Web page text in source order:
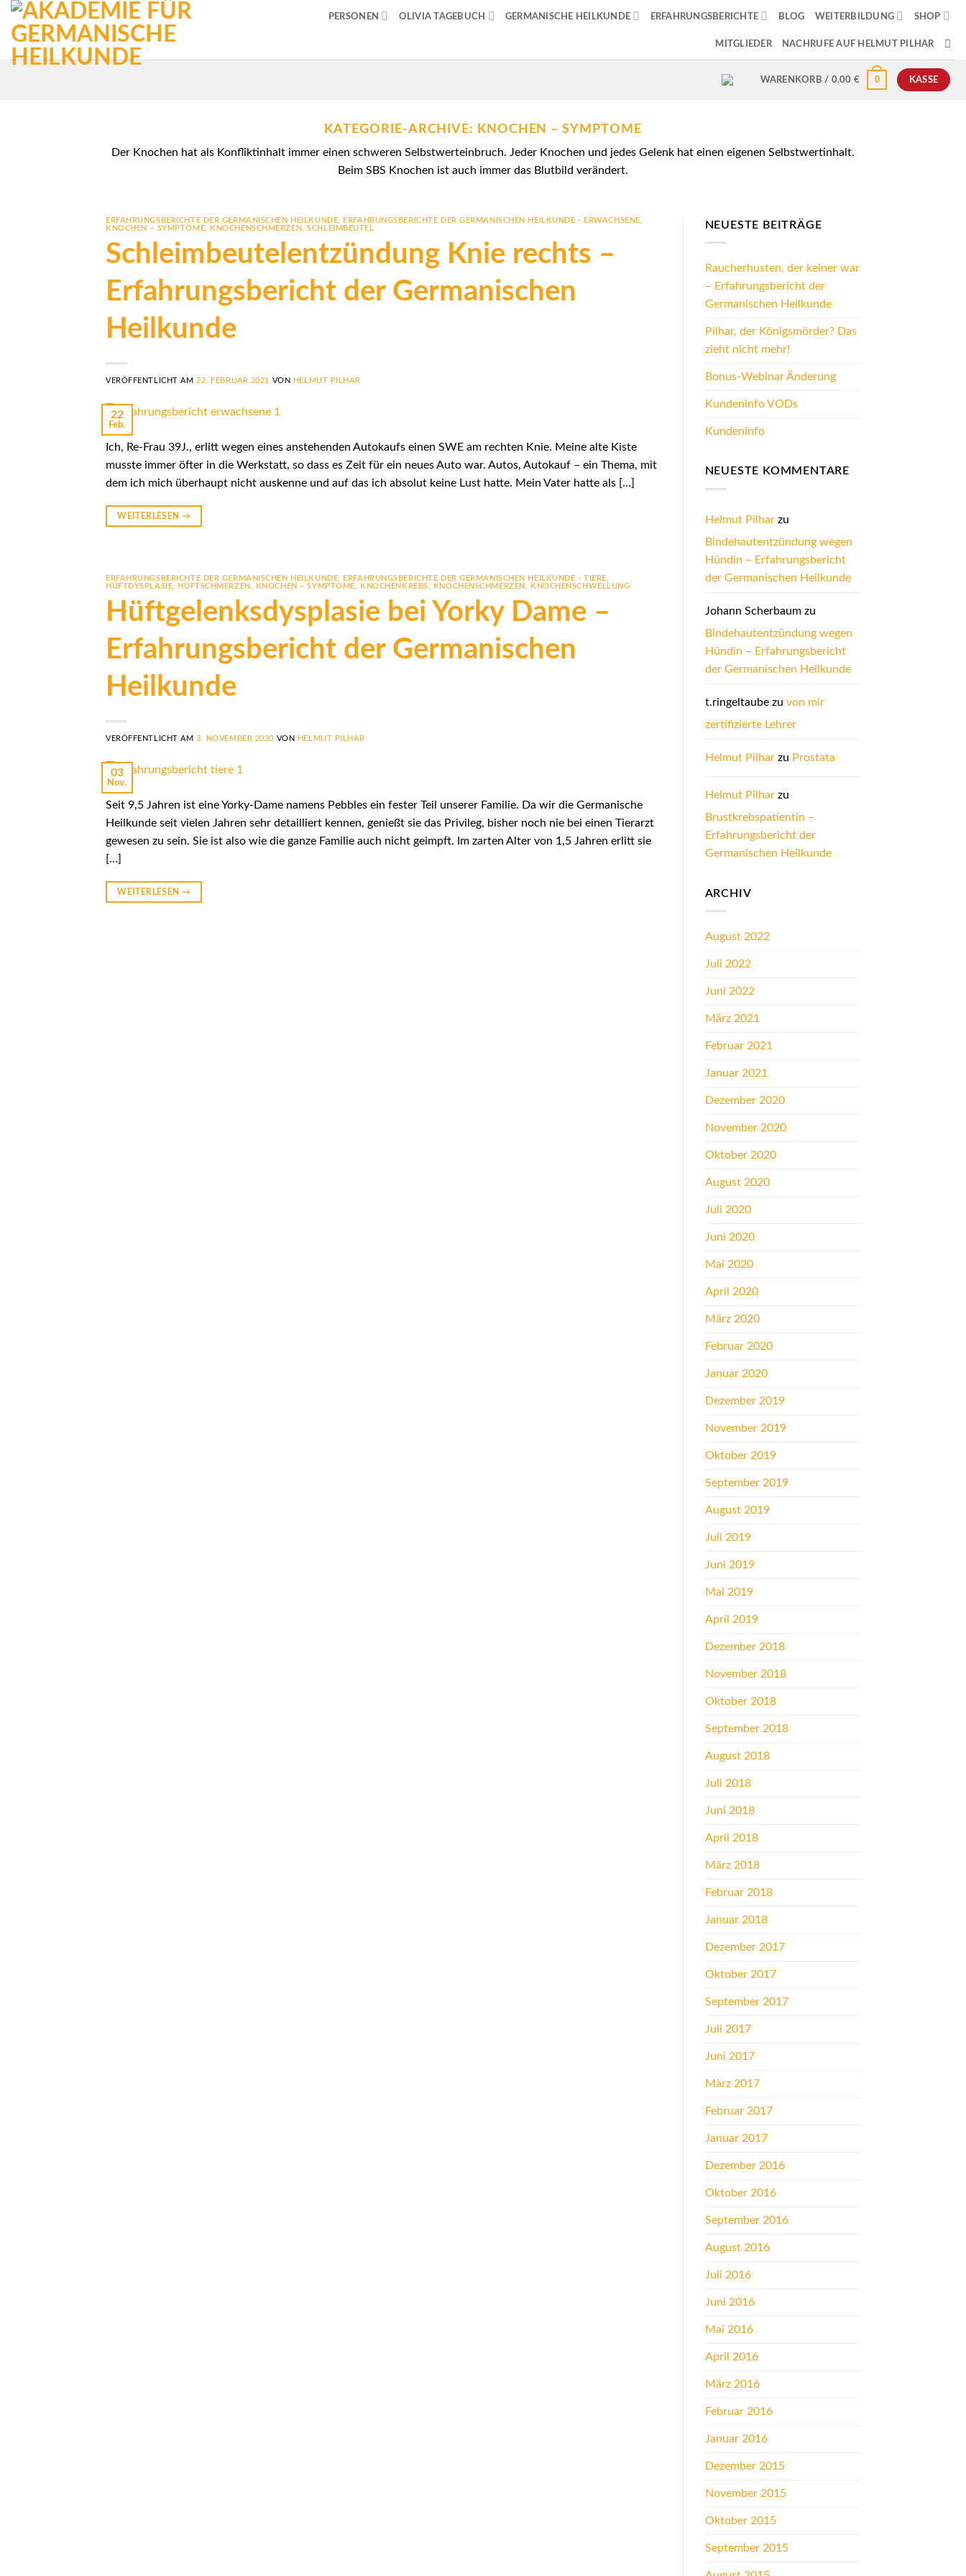
Zum
Inhalt
springen
PERSONEN OLIVIA TAGEBUCH GERMANISCHE HEILKUNDE ERFAHRUNGSBERICHTE BLOG WEITERBILDUNG SHOP
MITGLIEDER NACHRUFE AUF HELMUT PILHAR
WARENKORB / 0.00 € 0 KASSE
KATEGORIE-ARCHIVE: KNOCHEN – SYMPTOME
Der Knochen hat als Konfliktinhalt immer einen schweren Selbstwerteinbruch. Jeder Knochen und jedes Gelenk hat einen eigenen Selbstwertinhalt.
Beim SBS Knochen ist auch immer das Blutbild verändert.
ERFAHRUNGSBERICHTE DER GERMANISCHEN HEILKUNDE ERFAHRUNGSBERICHTE DER GERMANISCHEN HEILKUNDE - ERWACHSENE
KNOCHEN – SYMPTOME
KNOCHENSCHMERZEN ,SCHLEIMBEUTEL
Schleimbeutelentzündung Knie rechts –
Erfahrungsbericht der Germanischen
Heilkunde
VERÖFFENTLICHT AM22. FEBRUAR 2021 VON HELMUT PILHAR
22
Feb.
Ich, Re-Frau 39J., erlitt wegen eines anstehenden Autokaufs einen SWE am rechten Knie. Meine alte Kiste
musste immer öfter in die Werkstatt, so dass es Zeit für ein neues Auto war. Autos, Autokauf – ein Thema, mit
dem ich mich überhaupt nicht auskenne und auf das ich absolut keine Lust hatte. Mein Vater hatte als […]
WEITERLESEN →
ERFAHRUNGSBERICHTE DER GERMANISCHEN HEILKUNDE ERFAHRUNGSBERICHTE DER GERMANISCHEN HEILKUNDE - TIERE
HÜFTDYSPLASIE
HÜFTSCHMERZEN KNOCHEN – SYMPTOME KNOCHENKREBS KNOCHENSCHMERZEN KNOCHENSCHWELLUNG
Hüftgelenksdysplasie bei Yorky Dame –
Erfahrungsbericht der Germanischen
Heilkunde
VERÖFFENTLICHT AM3. NOVEMBER 2020 VON HELMUT PILHAR
03
Nov.
Seit 9,5 Jahren ist eine Yorky-Dame namens Pebbles ein fester Teil unserer Familie. Da wir die Germanische
Heilkunde seit vielen Jahren sehr detailliert kennen, genießt sie das Privileg, bisher noch nie bei einen Tierarzt
gewesen zu sein. Sie ist also wie die ganze Familie auch nicht geimpft. Im zarten Alter von 1,5 Jahren erlitt sie
[…]
WEITERLESEN →
NEUESTE BEITRÄGE
Raucherhusten, der keiner war
– Erfahrungsbericht der
Germanischen Heilkunde
Pilhar, der Königsmörder? Das
zieht nicht mehr!
Bonus-Webinar Änderung
Kundeninfo VODs
Kundeninfo
NEUESTE KOMMENTARE
Helmut Pilharzu
Bindehautentzündung wegen
Hündin – Erfahrungsbericht
der Germanischen Heilkunde
Johann Scherbaumzu
Bindehautentzündung wegen
Hündin – Erfahrungsbericht
der Germanischen Heilkunde
t.ringeltaubezu von mir
zertifizierte Lehrer
Helmut Pilharzu Prostata
Helmut Pilharzu
Brustkrebspatientin –
Erfahrungsbericht der
Germanischen Heilkunde
ARCHIV
August 2022
Juli 2022
Juni 2022
März 2021
Februar 2021
Januar 2021
Dezember 2020
November 2020
Oktober 2020
August 2020
Juli 2020
Juni 2020
Mai 2020
April 2020
März 2020
Februar 2020
Januar 2020
Dezember 2019
November 2019
Oktober 2019
September 2019
August 2019
Juli 2019
Juni 2019
Mai 2019
April 2019
Dezember 2018
November 2018
Oktober 2018
September 2018
August 2018
Juli 2018
Juni 2018
April 2018
März 2018
Februar 2018
Januar 2018
Dezember 2017
Oktober 2017
September 2017
Juli 2017
Juni 2017
März 2017
Februar 2017
Januar 2017
Dezember 2016
Oktober 2016
September 2016
August 2016
Juli 2016
Juni 2016
Mai 2016
April 2016
März 2016
Februar 2016
Januar 2016
Dezember 2015
November 2015
Oktober 2015
September 2015